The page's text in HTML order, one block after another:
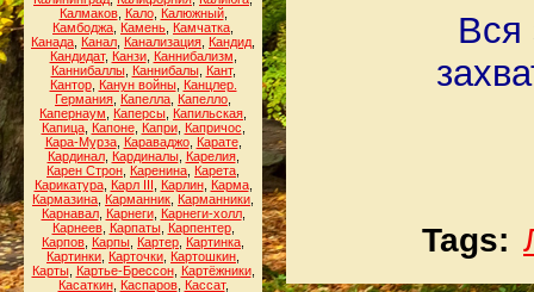
Калмаков, Кало, Калюжный,
Камбоджа Камень Камчатка
Канада Канал Канализация Кандид
Кандидат, Канзи, Каннибализм
Каннибаллы, Каннибалы, Кант,
Кантор, Канун войны, Канцлер.
Германия Капелла Капелло
Капернаум
Каперсы Капильская
Капица, Капоне, Капри, Капричос
Кара-Мурза, Караваджо, Карате,
Кардинал, Кардиналы, Карелия,
Карен Строн Каренина Карета
Карикатура, Карл III Карлин, Карма,
Кармазина Карманник Карманники
Карнавал, Карнеги, Карнеги-холл,
Карнеев, Карпаты, Карпентер,
Карпов Карпы Картер Картинка
Картинки Карточки Картошкин
Карты, Картье-Брессон, Картёжники,
Касаткин, Каспаров, Кассат,
Вся
Tags: